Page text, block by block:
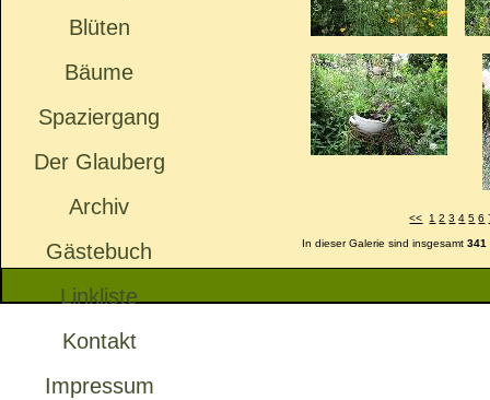
Blüten
Bäume
Spaziergang
Der Glauberg
Archiv
Gästebuch
Linkliste
Kontakt
Impressum
<< 1 2 3 4 5 6
In dieser Galerie sind insgesamt